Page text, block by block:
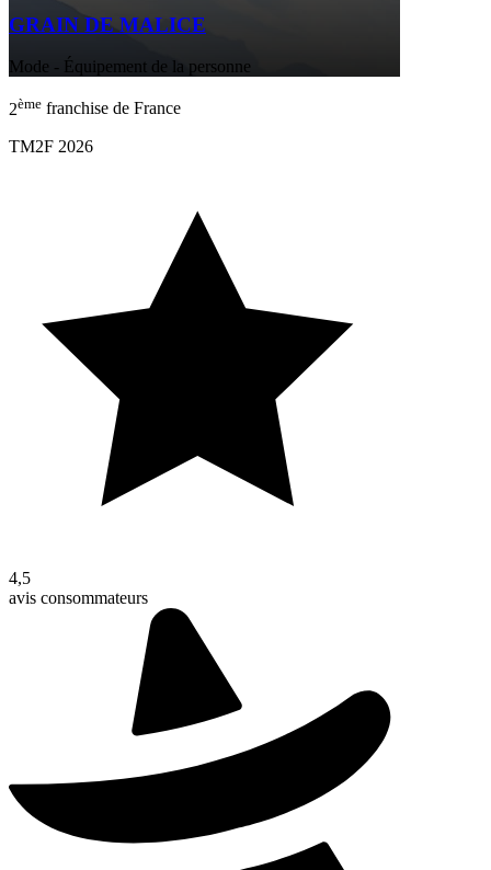
GRAIN DE MALICE
Mode - Équipement de la personne
2ème franchise de France
TM2F 2026
4,5
avis consommateurs